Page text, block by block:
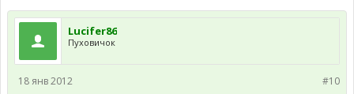
Lucifer86
Пуховичок
#10
18 янв 2012